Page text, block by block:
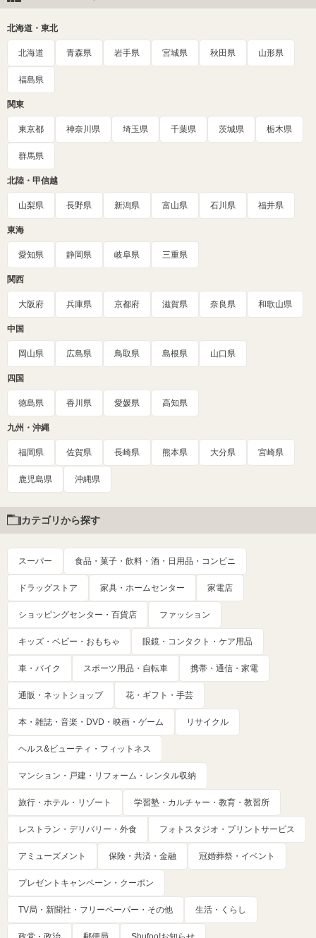
北海道・東北
北海道 青森県 岩手県 宮城県 秋田県 山形県
福島県
関東
東京都 神奈川県 埼玉県 千葉県 茨城県 栃木県
群馬県
北陸・甲信越
山梨県 長野県 新潟県 富山県 石川県 福井県
東海
愛知県 静岡県 岐阜県 三重県
関西
大阪府 兵庫県 京都府 滋賀県 奈良県 和歌山県
中国
岡山県 広島県 鳥取県 島根県 山口県
四国
徳島県 香川県 愛媛県 高知県
九州・沖縄
福岡県 佐賀県 長崎県 熊本県 大分県 宮崎県
鹿児島県 沖縄県
カテゴリから探す
スーパー 食品・菓子・飲料・酒・日用品・コンビニ
ドラッグストア 家具・ホームセンター 家電店
ショッピングセンター・百貨店 ファッション
キッズ・ベビー・おもちゃ 眼鏡・コンタクト・ケア用品
車・バイク スポーツ用品・自転車 携帯・通信・家電
通販・ネットショップ 花・ギフト・手芸
本・雑誌・音楽・DVD・映画・ゲーム リサイクル
ヘルス&ビューティ・フィットネス
マンション・戸建・リフォーム・レンタル収納
旅行・ホテル・リゾート 学習塾・カルチャー・教育・教習所
レストラン・デリバリー・外食 フォトスタジオ・プリントサービス
アミューズメント 保険・共済・金融 冠婚葬祭・イベント
プレゼントキャンペーン・クーポン
TV局・新聞社・フリーペーパー・その他 生活・くらし